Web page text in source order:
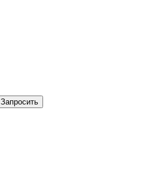
Запросить